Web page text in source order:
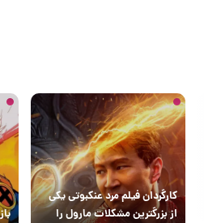
کارگردان فیلم مرد عنکبوتی یکی
از بزرگترین مشکلات مارول را